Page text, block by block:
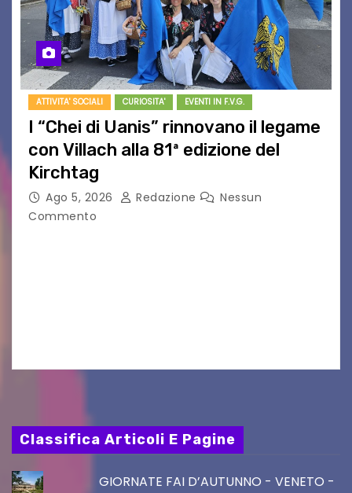
ATTIVITA' SOCIALI CURIOSITA' EVENTI IN F.V.G.
I “Chei di Uanis” rinnovano il legame
con Villach alla 81ª edizione del
Kirchtag
Ago 5, 2026 Redazione
Nessun
Commento
Classifica Articoli E Pagine
GIORNATE FAI D’AUTUNNO - VENETO -